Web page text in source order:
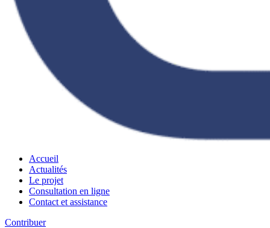
Accueil
Actualités
Le projet
Consultation en ligne
Contact et assistance
Contribuer